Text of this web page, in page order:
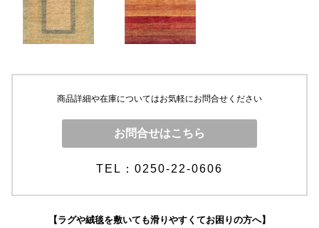
商品詳細や在庫についてはお気軽にお問合せください
お問合せはこちら
TEL：0250-22-0606
【ラグや絨毯を敷いても滑りやすくてお困りの方へ】